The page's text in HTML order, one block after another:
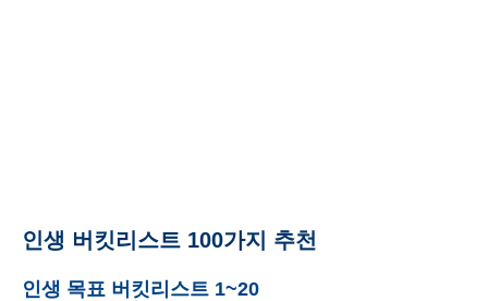
인생 버킷리스트 100가지 추천
인생 목표 버킷리스트 1~20